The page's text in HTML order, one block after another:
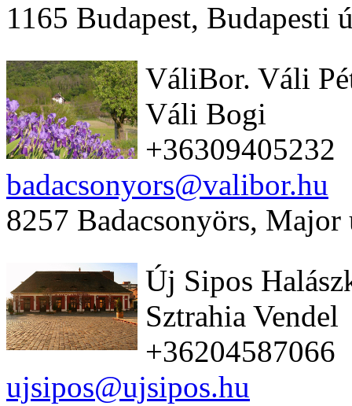
1165 Budapest, Budapesti
VáliBor. Váli
Váli Bogi
+36309405232
badacsonyors@valibor.hu
8257 Badacsonyörs, Major
Új Sipos
Sztrahia Vendel
+36204587066
ujsipos@ujsipos.hu